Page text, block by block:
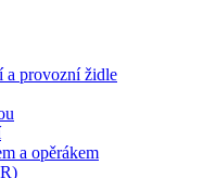
a provozní židle
a opěrákem